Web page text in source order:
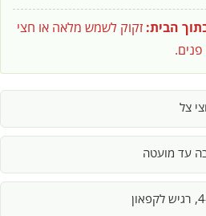
הבית: זקוק לשמש מלאה או חצי
צל
עד מועטה